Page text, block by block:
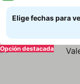
Elige fechas para
Opción destacada